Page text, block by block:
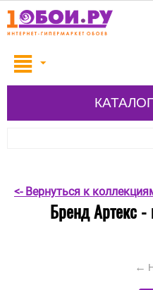
<- Вернуться к
Бренд Артекс